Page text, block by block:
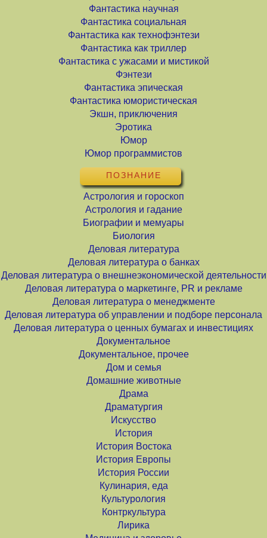
Фантастика научная
Фантастика социальная
Фантастика как технофэнтези
Фантастика как триллер
Фантастика с ужасами и мистикой
Фэнтези
Фантастика эпическая
Фантастика юмористическая
Экшн, приключения
Эротика
Юмор
Юмор программистов
ПОЗНАНИЕ
Астрология и гороскоп
Астрология и гадание
Биографии и мемуары
Биология
Деловая литература
Деловая литература о банках
Деловая литература о внешнеэкономической деятельности
Деловая литература о маркетинге, PR и рекламе
Деловая литература о менеджменте
Деловая литература об управлении и подборе персонала
Деловая литература о ценных бумагах и инвестициях
Документальное
Документальное, прочее
Дом и семья
Домашние животные
Драма
Драматургия
Искусство
История
История Востока
История Европы
История России
Кулинария, еда
Культурология
Контркультура
Лирика